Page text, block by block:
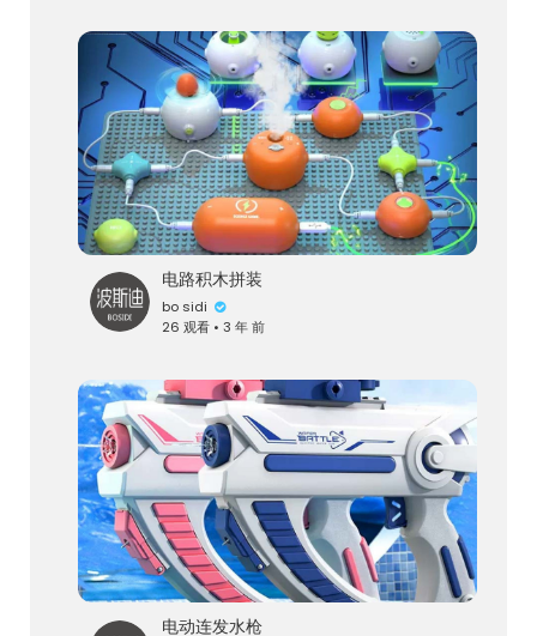
电路积木拼装
bo sidi
26 观看 • 3 年 前
电动连发水枪